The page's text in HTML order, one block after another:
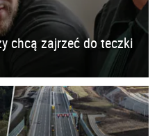
chcą zajrzeć do teczki